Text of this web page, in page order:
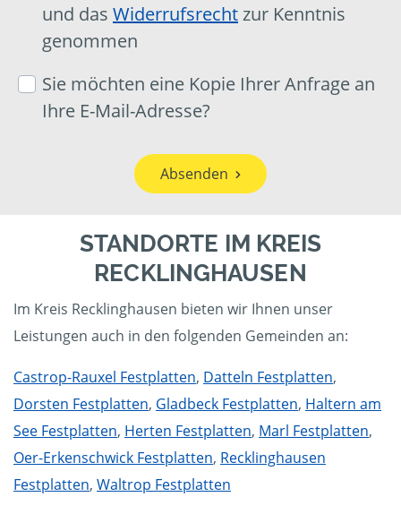
und das Widerrufsrechtzur Kenntnis
genommen
Sie möchten eine Kopie Ihrer Anfrage an
Ihre E-Mail-Adresse?
Absenden
STANDORTE IM KREIS
RECKLINGHAUSEN
Im Kreis Recklinghausen bieten wir Ihnen unser
Leistungen auch in den folgenden Gemeinden an:
Castrop-Rauxel Festplatten, Datteln Festplatten,
Dorsten Festplatten, Gladbeck Festplatten, Haltern am
See Festplatten, Herten Festplatten, Marl Festplatten,
Oer-Erkenschwick Festplatten, Recklinghausen
Festplatten, Waltrop Festplatten